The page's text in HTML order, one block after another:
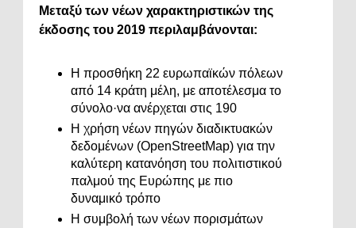
Μεταξύ των νέων χαρακτηριστικών της
έκδοσης του 2019 περιλαμβάνονται:
Η προσθήκη 22 ευρωπαϊκών πόλεων
από 14 κράτη μέλη, με αποτέλεσμα το
σύνολο·να ανέρχεται στις 190
Η χρήση νέων πηγών διαδικτυακών
δεδομένων (OpenStreetMap) για την
καλύτερη κατανόηση του πολιτιστικού
παλμού της Ευρώπης με πιο
δυναμικό τρόπο
Η συμβολή των νέων πορισμάτων